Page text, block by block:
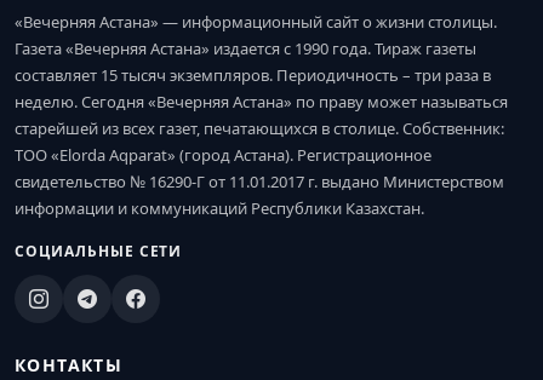
«Вечерняя Астана» — информационный сайт о жизни столицы.
Газета «Вечерняя Астана» издается с 1990 года. Тираж газеты
составляет 15 тысяч экземпляров. Периодичность – три раза в
неделю. Сегодня «Вечерняя Астана» по праву может называться
старейшей из всех газет, печатающихся в столице. Собственник:
ТОО «Elorda Aqparat» (город Астана). Регистрационное
свидетельство № 16290-Г от 11.01.2017 г. выдано Министерством
информации и коммуникаций Республики Казахстан.
СОЦИАЛЬНЫЕ СЕТИ
КОНТАКТЫ